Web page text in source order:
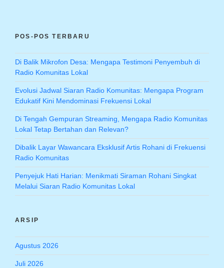
POS-POS TERBARU
Di Balik Mikrofon Desa: Mengapa Testimoni Penyembuh di
Radio Komunitas Lokal
Evolusi Jadwal Siaran Radio Komunitas: Mengapa Program
Edukatif Kini Mendominasi Frekuensi Lokal
Di Tengah Gempuran Streaming, Mengapa Radio Komunitas
Lokal Tetap Bertahan dan Relevan?
Dibalik Layar Wawancara Eksklusif Artis Rohani di Frekuensi
Radio Komunitas
Penyejuk Hati Harian: Menikmati Siraman Rohani Singkat
Melalui Siaran Radio Komunitas Lokal
ARSIP
Agustus 2026
Juli 2026